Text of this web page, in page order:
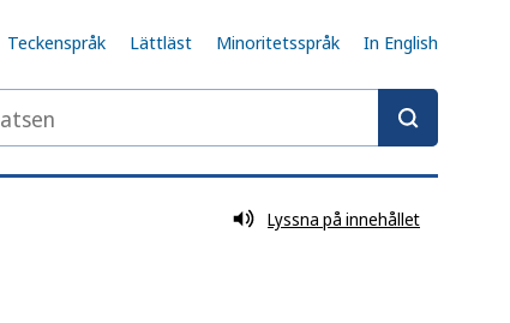
Teckenspråk Lättläst Minoritetsspråk In English
Lyssna på innehållet